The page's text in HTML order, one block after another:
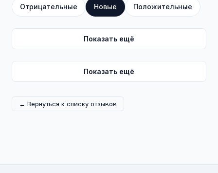
Отрицательные Новые Положительные
Показать ещё
Показать ещё
← Вернуться к списку отзывов